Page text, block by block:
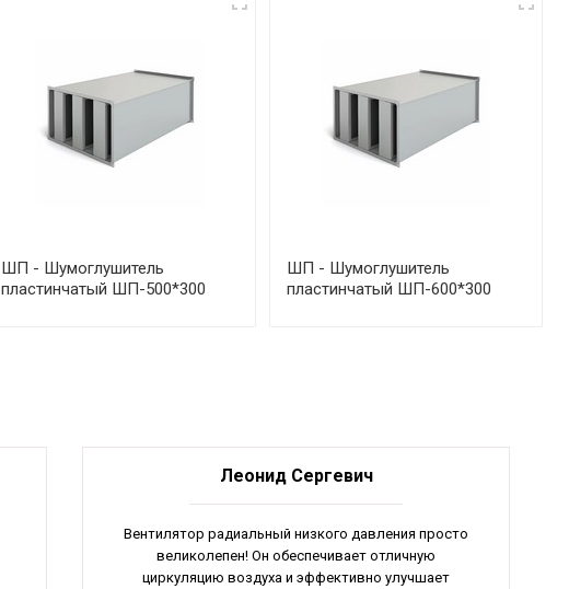
ШП - Шумоглушитель
пластинчатый ШП-500*300
ШП - Шумоглушитель
пластинчатый ШП-600*300
Леонид Сергевич
Вентилятор радиальный низкого давления просто
великолепен! Он обеспечивает отличную
циркуляцию воздуха и эффективно улучшает